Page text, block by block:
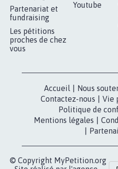
RÉUSSIR VOTRE
MOBILISATION
Lancer votre
pétition
Mobilisation
Accompagnement
Partenariat et
Les pétitions
Youtube